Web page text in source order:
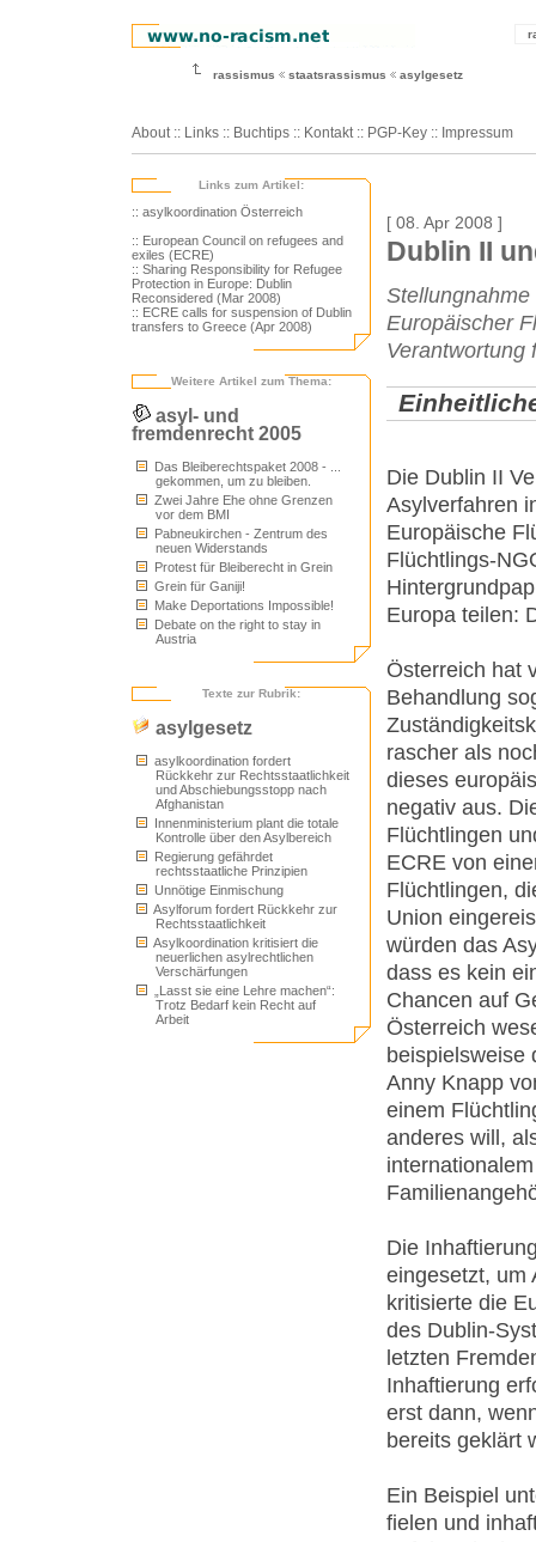
rassismus staatsrassismus asylgesetz
About :: Links :: Buchtips :: Kontakt :: PGP-Key :: Impressum
Links zum Artikel:
:: asylkoordination Österreich
:: European Council on refugees and
exiles (ECRE)
:: Sharing Responsibility for Refugee
Protection in Europe: Dublin
Reconsidered (Mar 2008)
:: ECRE calls for suspension of Dublin
transfers to Greece (Apr 2008)
Weitere Artikel zum Thema:
asyl- und
fremdenrecht 2005
Das Bleiberechtspaket 2008 - ...
gekommen, um zu bleiben.
Zwei Jahre Ehe ohne Grenzen
vor dem BMI
Pabneukirchen - Zentrum des
neuen Widerstands
Protest für Bleiberecht in Grein
Grein für Ganiji!
Make Deportations Impossible!
Debate on the right to stay in
Austria
Texte zur Rubrik:
asylgesetz
asylkoordination fordert
Rückkehr zur Rechtsstaatlichkeit
und Abschiebungsstopp nach
Afghanistan
Innenministerium plant die totale
Kontrolle über den Asylbereich
Regierung gefährdet
rechtsstaatliche Prinzipien
Unnötige Einmischung
Asylforum fordert Rückkehr zur
Rechtsstaatlichkeit
Asylkoordination kritisiert die
neuerlichen asylrechtlichen
Verschärfungen
„Lasst sie eine Lehre machen“:
Trotz Bedarf kein Recht auf
Arbeit
[ 08. Apr 2008 ]
Dublin II
Europäischer
Verantwortung
Die Dublin II
Asylverfahren
Europäische
Flüchtlings-
Europa teilen:
Österreich hat
Behandlung
rascher als
dieses
negativ aus.
Flüchtlingen
ECRE von
Flüchtlingen,
Union
würden das
dass es kein
Chancen auf
Österreich
beispielsweise
Anny Knapp
einem
anderes will,
Die
eingesetzt, um
kritisierte die
des Dublin-
letzten
Inhaftierung
erst dann,
bereits geklärt
Ein Beispiel
fielen und